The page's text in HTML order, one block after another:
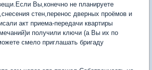
Вы,конечно не планируете
стен,перенос дверных проёмов и
акт приема-передачи квартиры
получили ключи (а Вы их по
смело приглашать бригаду